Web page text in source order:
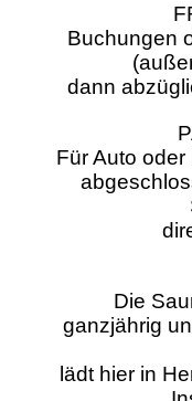
Buchungen
dann
Für Auto
Die
ganzjährig
lädt hier in